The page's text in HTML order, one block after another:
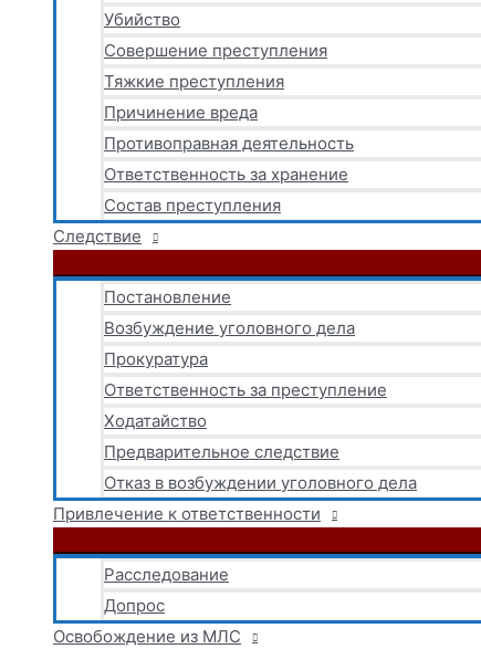
Убийство
Совершение преступления
Тяжкие преступления
Причинение вреда
Противоправная деятельность
Ответственность за хранение
Состав преступления
Следствие
Постановление
Возбуждение уголовного дела
Прокуратура
Ответственность за преступление
Ходатайство
Предварительное следствие
Отказ в возбуждении уголовного дела
Привлечение к ответственности
Расследование
Допрос
Освобождение из МЛС